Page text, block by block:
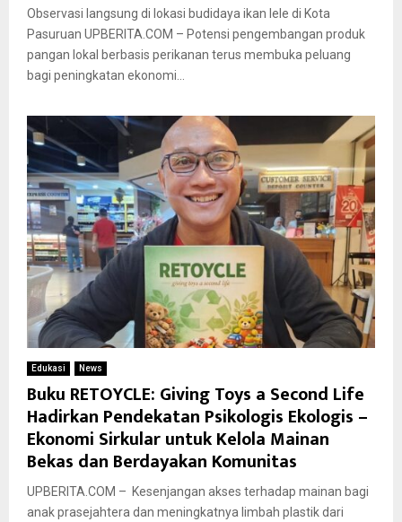
Observasi langsung di lokasi budidaya ikan lele di Kota
Pasuruan UPBERITA.COM – Potensi pengembangan produk
pangan lokal berbasis perikanan terus membuka peluang
bagi peningkatan ekonomi...
Edukasi News
Buku RETOYCLE: Giving Toys a Second Life
Hadirkan Pendekatan Psikologis Ekologis –
Ekonomi Sirkular untuk Kelola Mainan
Bekas dan Berdayakan Komunitas
UPBERITA.COM – Kesenjangan akses terhadap mainan bagi
anak prasejahtera dan meningkatnya limbah plastik dari